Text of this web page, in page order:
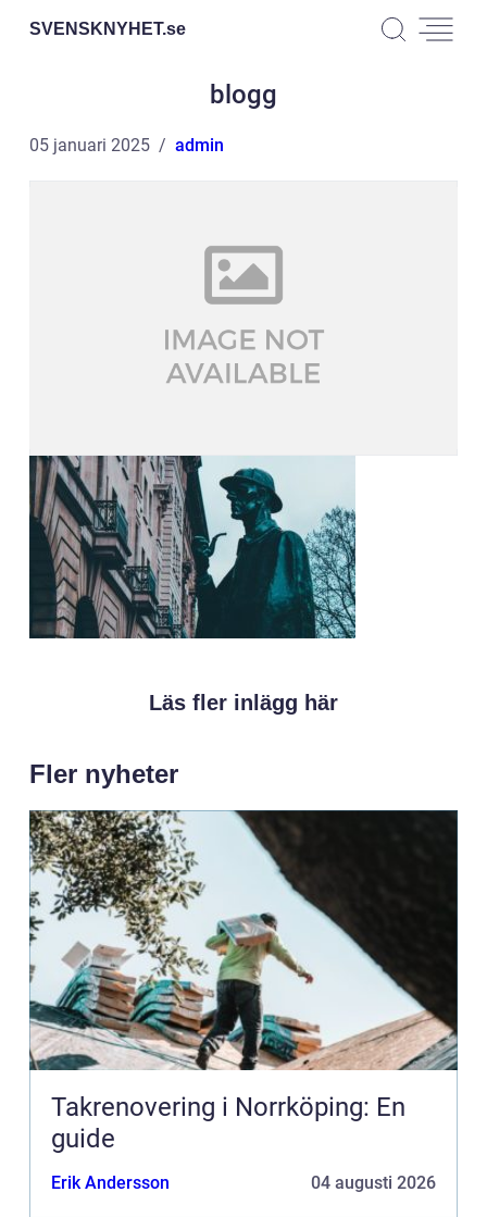
SVENSKNYHET.se
blogg
05 januari 2025 admin
Läs fler inlägg här
Fler nyheter
Takrenovering i Norrköping: En
guide
Erik Andersson 04 augusti 2026